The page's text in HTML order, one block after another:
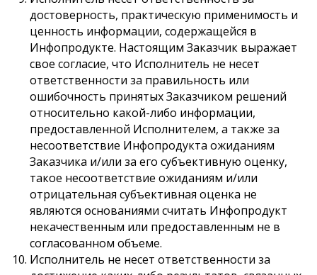
достоверность, практическую применимость и
ценность информации, содержащейся в
Инфопродукте. Настоящим Заказчик выражает
свое согласие, что Исполнитель не несет
ответственности за правильность или
ошибочность принятых Заказчиком решений
относительно какой-либо информации,
предоставленной Исполнителем, а также за
несоответствие Инфопродукта ожиданиям
Заказчика и/или за его субъективную оценку,
такое несоответствие ожиданиям и/или
отрицательная субъективная оценка не
являются основаниями считать Инфопродукт
некачественным или предоставленным не в
согласованном объеме.
Исполнитель не несет ответственности за